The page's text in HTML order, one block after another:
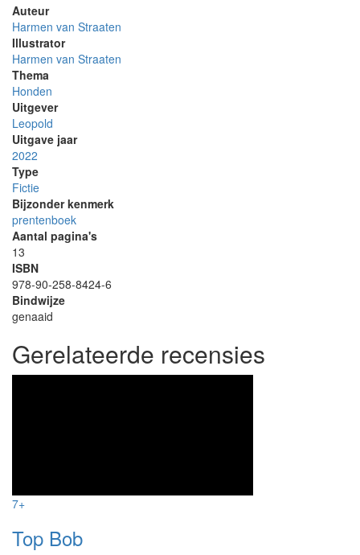
Auteur
Harmen van Straaten
Illustrator
Harmen van Straaten
Thema
Honden
Uitgever
Leopold
Uitgave jaar
2022
Type
Fictie
Bijzonder kenmerk
prentenboek
Aantal pagina's
13
ISBN
978-90-258-8424-6
Bindwijze
genaaid
Gerelateerde recensies
7+
Top Bob